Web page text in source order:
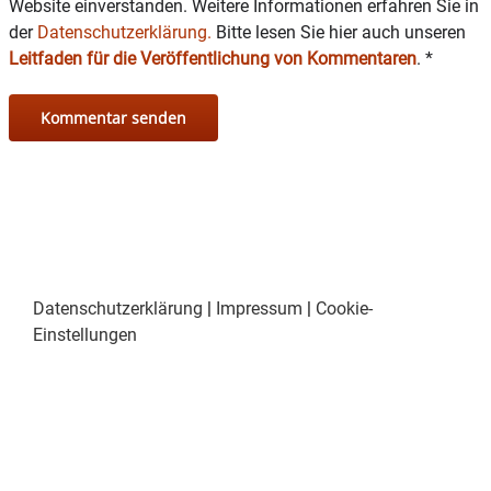
Website einverstanden. Weitere Informationen erfahren Sie in
der Datenschutzerklärung. Bitte lesen Sie hier auch unseren
Leitfaden für die Veröffentlichung von Kommentaren. *
Datenschutzerklärung | Impressum | Cookie-
Einstellungen